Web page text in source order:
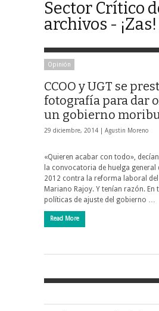
Sector Crítico
archivos -
Opinión
CCOO y UGT se
fotografía para dar
un gobierno
29 diciembre, 2014 | Agustin Moreno
«Quieren acabar con todo»,
la convocatoria de huelga general
2012 contra la reforma laboral
Mariano Rajoy. Y tenían razón. En
políticas de ajuste del gobierno …
Read More